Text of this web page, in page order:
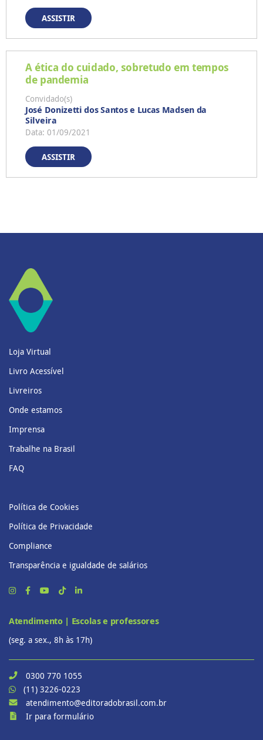
ASSISTIR
A ética do cuidado, sobretudo em tempos
de pandemia
Convidado(s)
José Donizetti dos Santos e Lucas Madsen da
Silveira
Data: 01/09/2021
ASSISTIR
Loja Virtual
Livro Acessível
Livreiros
Onde estamos
Imprensa
Trabalhe na Brasil
FAQ
Política de Cookies
Política de Privacidade
Compliance
Transparência e igualdade de salários
Atendimento | Escolas e professores
(seg. a sex., 8h às 17h)
0300 770 1055
(11) 3226-0223
atendimento@editoradobrasil.com.br
Ir para formulário